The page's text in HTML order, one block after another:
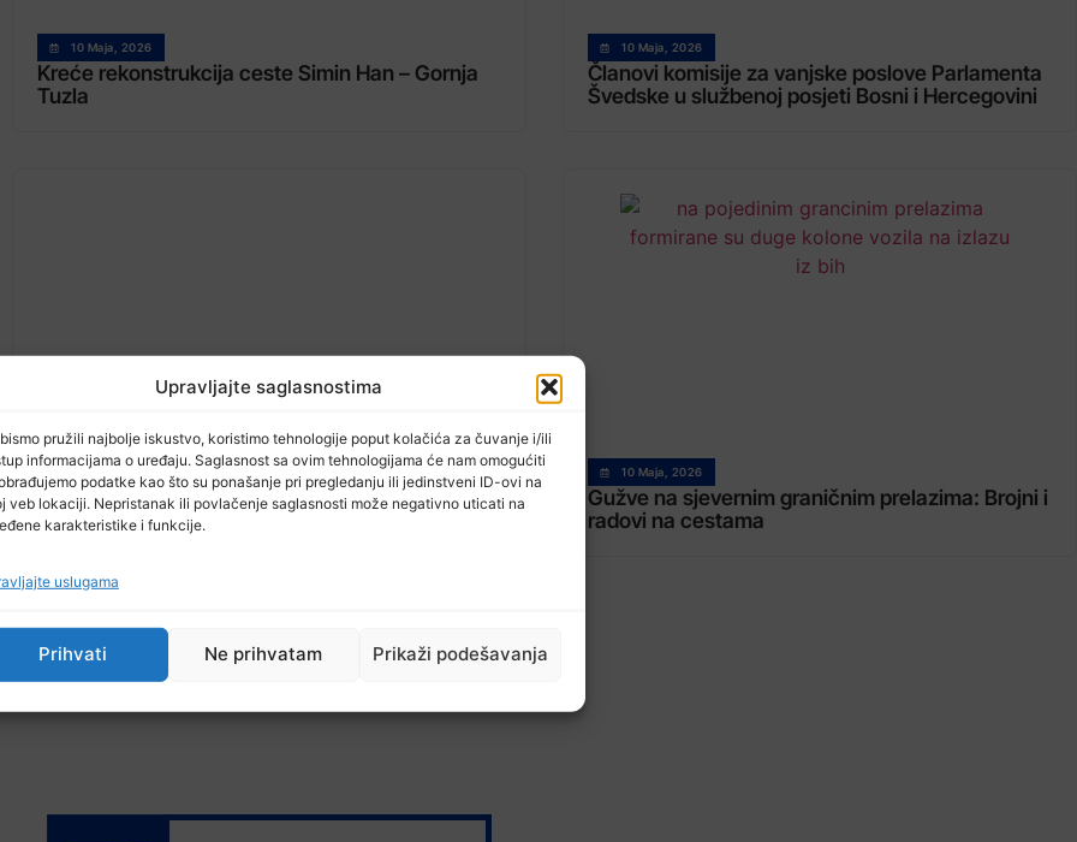
Upravljajte saglasnostima
pružili najbolje iskustvo, koristimo tehnologije poput kolačića za čuvanje i/ili
informacijama o uređaju. Saglasnost sa ovim tehnologijama će nam omogućiti
podatke kao što su ponašanje pri pregledanju ili jedinstveni ID-ovi na
veb lokaciji. Nepristanak ili povlačenje saglasnosti može negativno uticati na
karakteristike i funkcije.
uslugama
Prihvati Ne prihvatam Prikaži podešavanja
10 Maja, 2026
Kreće rekonstrukcija ceste Simin Han – Gornja
Tuzla
10 Maja, 2026
Članovi komisije za vanjske poslove Parlamenta
Švedske u službenoj posjeti Bosni i Hercegovini
10 Maja, 2026
Putin najavio mogući kraj rata i pregovore s
Evropom
10 Maja, 2026
Gužve na sjevernim graničnim prelazima: Brojni i
radovi na cestama